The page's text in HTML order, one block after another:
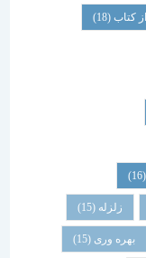
(18)
(15)